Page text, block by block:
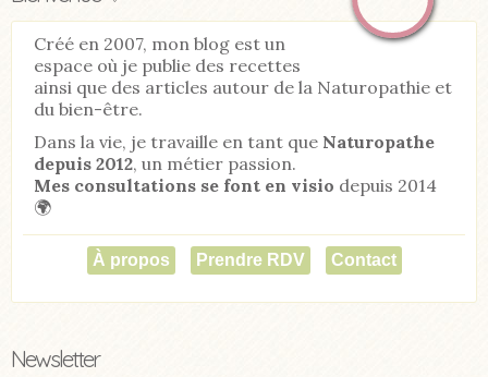
Créé en 2007, mon blog est un
espace où je publie des recettes
ainsi que des articles autour de la Naturopathie et
du bien-être.
Dans la vie, je travaille en tant que Naturopathe
depuis 2012, un métier passion.
Mes consultations se font en visio depuis 2014
🌍
À propos Prendre RDV Contact
Newsletter